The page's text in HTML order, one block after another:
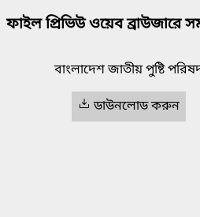
ফাইল প্রিভিউ ওয়েব ব্রাউজারে
বাংলাদেশ জাতীয় পুষ্টি
ডাউনলোড করুন